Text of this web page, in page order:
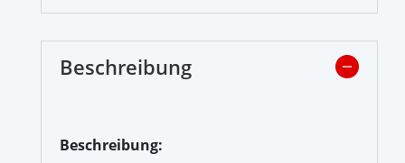
Beschreibung
Beschreibung: